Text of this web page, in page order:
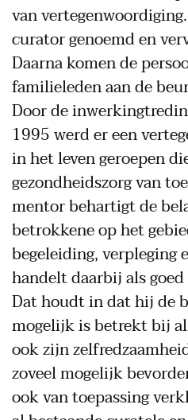
van
curator genoemd en
Daarna komen de
familieleden aan de
Door de
1995 werd er een
in het leven geroepen
gezondheidszorg van
mentor behartigt de
betrokkene op het
begeleiding, verpleging
handelt daarbij als
Dat houdt in dat hij de
mogelijk is betrekt bij
ook zijn
zoveel mogelijk
ook van toepassing